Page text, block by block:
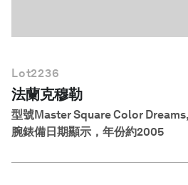
Lot2236
法蘭克穆勒
型號Master Square Color
腕錶備日期顯示，年份約2005